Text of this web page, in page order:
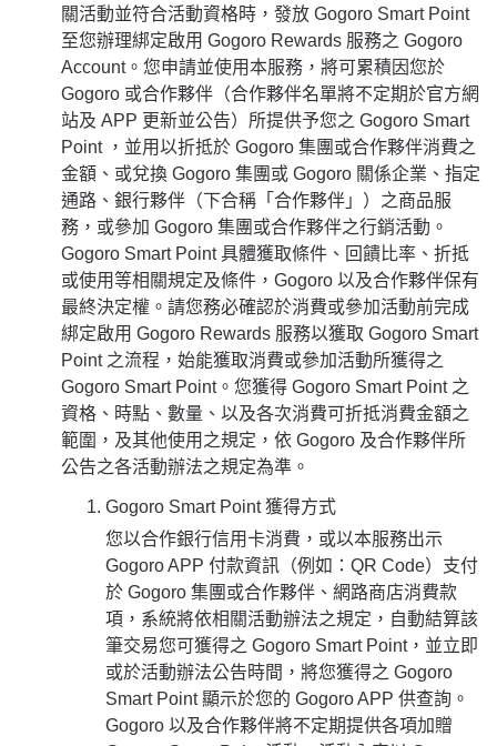
關活動並符合活動資格時，發放 Gogoro Smart Point
至您辦理綁定啟用 Gogoro Rewards 服務之 Gogoro
Account。您申請並使用本服務，將可累積因您於
Gogoro 或合作夥伴（合作夥伴名單將不定期於官方網
站及 APP 更新並公告）所提供予您之 Gogoro Smart
Point ，並用以折抵於 Gogoro 集團或合作夥伴消費之
金額、或兌換 Gogoro 集團或 Gogoro 關係企業、指定
通路、銀行夥伴（下合稱「合作夥伴」）之商品服
務，或參加 Gogoro 集團或合作夥伴之行銷活動。
Gogoro Smart Point 具體獲取條件、回饋比率、折抵
或使用等相關規定及條件，Gogoro 以及合作夥伴保有
最終決定權。請您務必確認於消費或參加活動前完成
綁定啟用 Gogoro Rewards 服務以獲取 Gogoro Smart
Point 之流程，始能獲取消費或參加活動所獲得之
Gogoro Smart Point。您獲得 Gogoro Smart Point 之
資格、時點、數量、以及各次消費可折抵消費金額之
範圍，及其他使用之規定，依 Gogoro 及合作夥伴所
公告之各活動辦法之規定為準。
Gogoro Smart Point 獲得方式
您以合作銀行信用卡消費，或以本服務出示
Gogoro APP 付款資訊（例如：QR Code）支付
於 Gogoro 集團或合作夥伴、網路商店消費款
項，系統將依相關活動辦法之規定，自動結算該
筆交易您可獲得之 Gogoro Smart Point，並立即
或於活動辦法公告時間，將您獲得之 Gogoro
Smart Point 顯示於您的 Gogoro APP 供查詢。
Gogoro 以及合作夥伴將不定期提供各項加贈